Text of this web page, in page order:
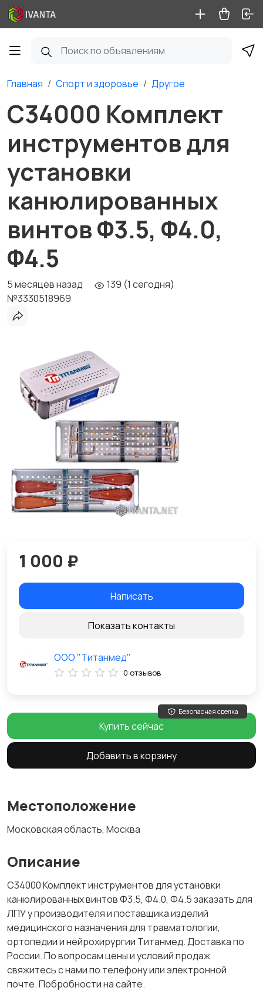
Главная Спорт и здоровье Другое
C34000 Комплект
инструментов для
установки
канюлированных
винтов Φ3.5, Φ4.0,
Φ4.5
5 месяцев назад
139 (1 сегодня)
№3330518969
Местоположение
Московская область, Москва
Описание
C34000 Комплект инструментов для установки
канюлированных винтов Φ3.5, Φ4.0, Φ4.5 заказать для
ЛПУ у производителя и поставщика изделий
медицинского назначения для травматологии,
ортопедии и нейрохирургии Титанмед. Доставка по
России. По вопросам цены и условий продаж
свяжитесь с нами по телефону или электронной
почте. Побробности на сайте.
1 000 ₽
Написать
Показать контакты
ООО "Титанмед"
0 отзывов
Безопасная сделка
Купить сейчас
Добавить в корзину